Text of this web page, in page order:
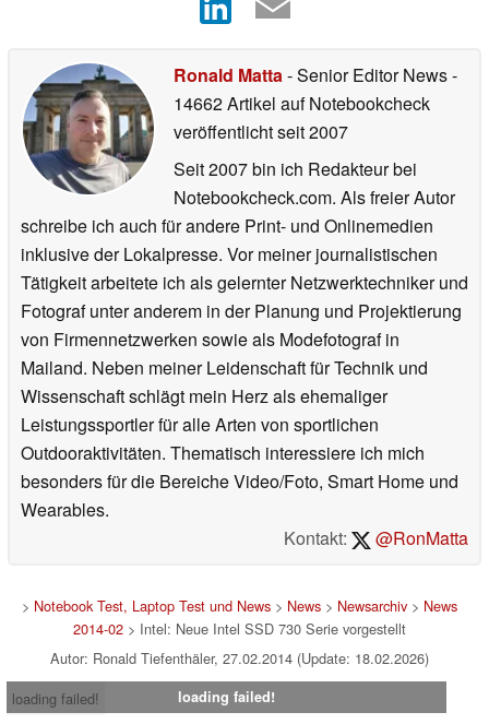
Ronald Matta- Senior Editor News-
14662 Artikel auf Notebookcheck
veröffentlichtseit 2007
Seit 2007 bin ich Redakteur bei
Notebookcheck.com. Als freier Autor
schreibe ich auch für andere Print- und Onlinemedien
inklusive der Lokalpresse. Vor meiner journalistischen
Tätigkeit arbeitete ich als gelernter Netzwerktechniker und
Fotograf unter anderem in der Planung und Projektierung
von Firmennetzwerken sowie als Modefotograf in
Mailand. Neben meiner Leidenschaft für Technik und
Wissenschaft schlägt mein Herz als ehemaliger
Leistungssportler für alle Arten von sportlichen
Outdooraktivitäten. Thematisch interessiere ich mich
besonders für die Bereiche Video/Foto, Smart Home und
Wearables.
Kontakt:
@RonMatta
> Notebook Test, Laptop Test und News> News> Newsarchiv> News
2014-02> Intel: Neue Intel SSD 730 Serie vorgestellt
Autor: Ronald Tiefenthäler, 27.02.2014 (Update: 18.02.2026)
loading failed!
loading failed!